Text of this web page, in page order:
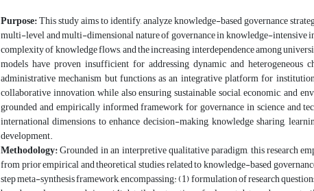
Purpose:This study aims to identify, analyze knowledge-based governance
multi-level and multi-dimensional nature of governance in knowledge-intensive
complexity of knowledge flows, and the increasing interdependence among
models have proven insufficient for addressing dynamic and heterogeneous
administrative mechanism but functions as an integrative platform for
collaborative innovation, while also ensuring sustainable social, economic, and
grounded and empirically informed framework for governance in science and
international dimensions to enhance decision-making, knowledge sharing,
development.
Methodology:Grounded in an interpretive qualitative paradigm, this research
from prior empirical and theoretical studies related to knowledge-based
step meta-synthesis framework, encompassing: (1) formulation of research